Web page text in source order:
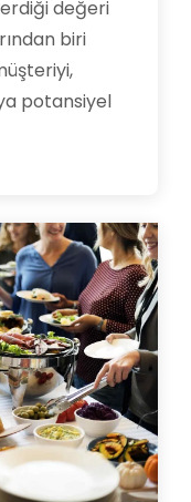
değeri
biri
potansiyel